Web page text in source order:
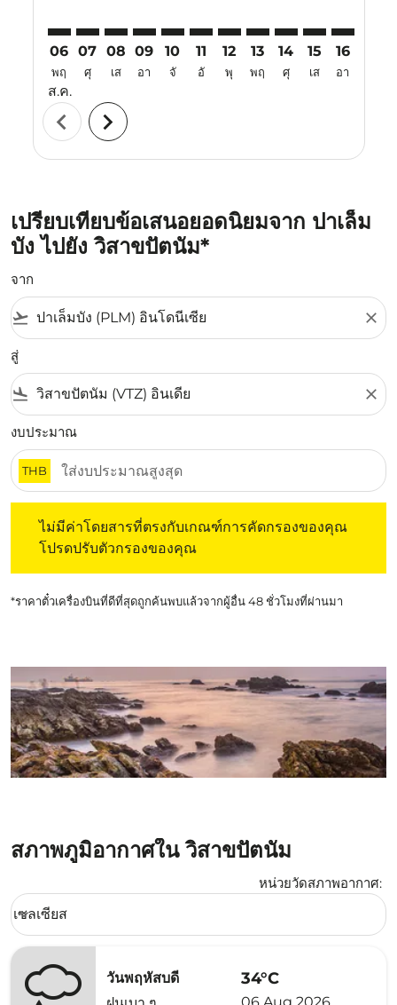
06
พฤ
ส.ค.
07
ศุ
08
เส
09
อา
10
จั
11
อั
12
พุ
13
พฤ
14
ศุ
15
เส
16
อา
chevron_left chevron_right
เปรียบเทียบข้อเสนอยอดนิยมจาก ปาเล็ม
บัง ไปยัง วิสาขปัตนัม*
จาก
flight_takeoff close
สู่
flight_land close
งบประมาณ
THB
ไม่มีค่าโดยสารที่ตรงกับเกณฑ์การคัดกรองของคุณ
โปรดปรับตัวกรองของคุณ
*ราคาตั๋วเครื่องบินที่ดีที่สุดถูกค้นพบแล้วจากผู้อื่น 48 ชั่วโมงที่ผ่านมา
สภาพภูมิอากาศใน วิสาขปัตนัม
หน่วยวัดสภาพอากาศ:
Weather unit option เซลเซียส Selected
เซลเซียส
keyboard_arrow_down
วันพฤหัสบดี
34°C
06 Aug 2026